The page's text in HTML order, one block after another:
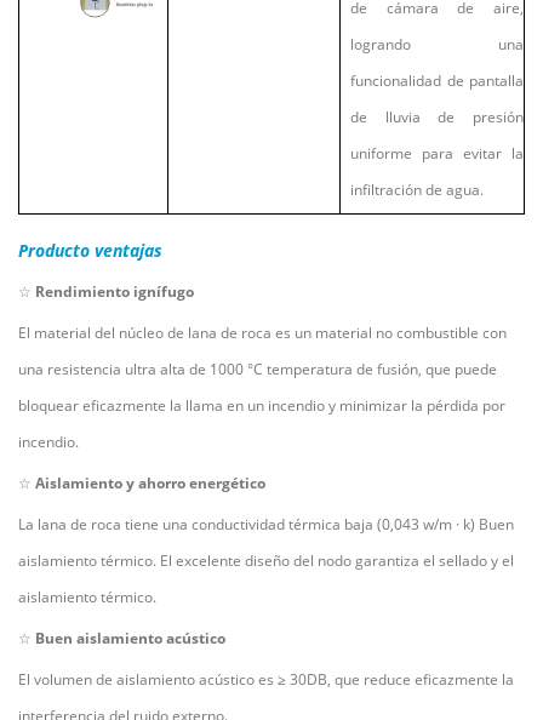
de cámara de aire,
logrando una
funcionalidad de pantalla
de lluvia de presión
uniforme para evitar la
infiltración de agua.
Producto ventajas
☆ Rendimiento ignífugo
El material del núcleo de lana de roca es un material no combustible con
una resistencia ultra alta de 1000 °C temperatura de fusión, que puede
bloquear eficazmente la llama en un incendio y minimizar la pérdida por
incendio.
☆ Aislamiento y ahorro energético
La lana de roca tiene una conductividad térmica baja (0,043 w/m · k) Buen
aislamiento térmico. El excelente diseño del nodo garantiza el sellado y el
aislamiento térmico.
☆ Buen aislamiento acústico
El volumen de aislamiento acústico es ≥30DB, que reduce eficazmente la
interferencia del ruido externo.